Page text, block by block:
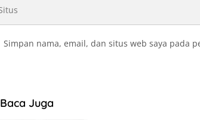
Simpan nama, email, dan situs web saya pada
Baca Juga